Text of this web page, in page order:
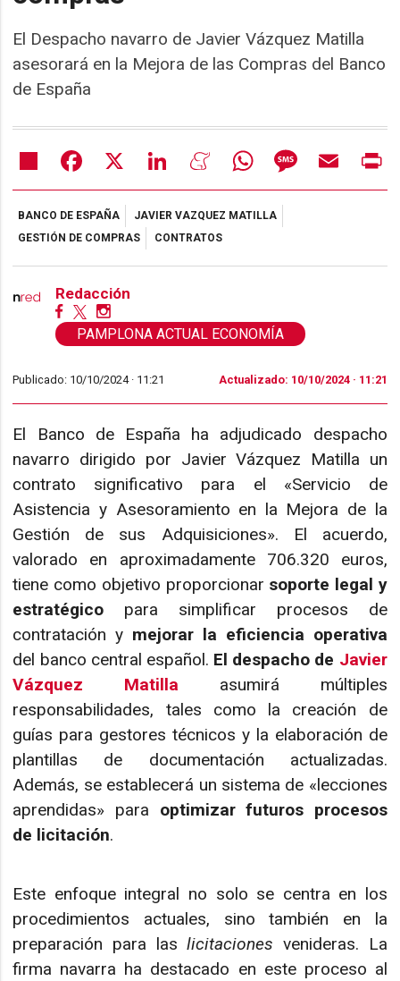
El Despacho navarro de Javier Vázquez Matilla
asesorará en la Mejora de las Compras del Banco
de España
Share Facebook LinkedIn MeneameWhatsAppMessageEmail
BANCO DE ESPAÑA
JAVIER VAZQUEZ MATILLA
GESTIÓN DE COMPRAS
CONTRATOS
Redacción
PAMPLONA ACTUAL ECONOMÍA
Publicado: 10/10/2024 · 11:21 Actualizado: 10/10/2024 · 11:21
El Banco de España ha adjudicado despacho
navarro dirigido por Javier Vázquez Matilla un
contrato significativo para el «Servicio de
Asistencia y Asesoramiento en la Mejora de la
Gestión de sus Adquisiciones». El acuerdo,
valorado en aproximadamente 706.320 euros,
tiene como objetivo proporcionar soporte legal y
estratégico para simplificar procesos de
contratación y mejorar la eficiencia operativa
del banco central español. El despacho de Javier
Vázquez Matilla
asumirá múltiples
responsabilidades, tales como la creación de
guías para gestores técnicos y la elaboración de
plantillas de documentación actualizadas.
Además, se establecerá un sistema de «lecciones
aprendidas» para optimizar futuros procesos
de licitación.
Este enfoque integral no solo se centra en los
procedimientos actuales, sino también en la
preparación para laslicitaciones venideras. La
firma navarra ha destacado en este proceso al